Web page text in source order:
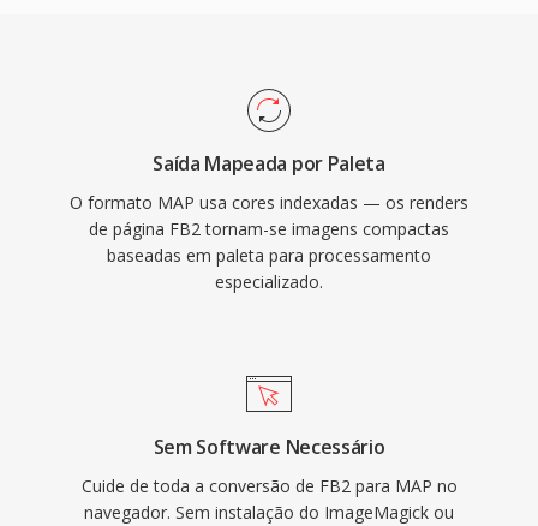
Saída Mapeada por Paleta
O formato MAP usa cores indexadas — os renders
de página FB2 tornam-se imagens compactas
baseadas em paleta para processamento
especializado.
Sem Software Necessário
Cuide de toda a conversão de FB2 para MAP no
navegador. Sem instalação do ImageMagick ou